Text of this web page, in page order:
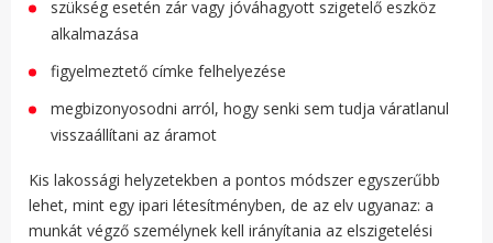
szükség esetén zár vagy jóváhagyott szigetelő eszköz
alkalmazása
figyelmeztető címke felhelyezése
megbizonyosodni arról, hogy senki sem tudja váratlanul
visszaállítani az áramot
Kis lakossági helyzetekben a pontos módszer egyszerűbb
lehet, mint egy ipari létesítményben, de az elv ugyanaz: a
munkát végző személynek kell irányítania az elszigetelési